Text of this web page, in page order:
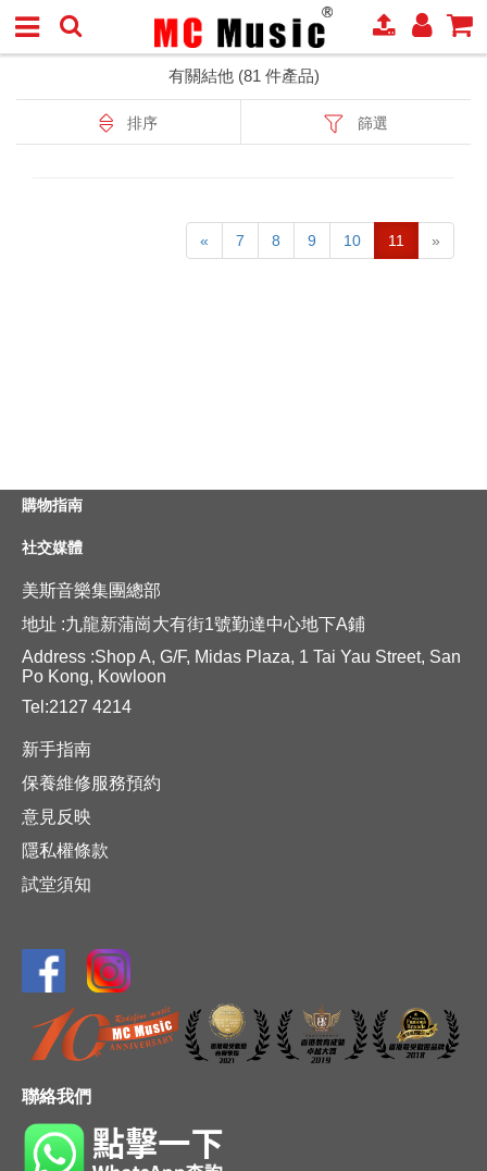
有關結他 (81 件產品)
排序 篩選
« 7 8 9 10 11 »
購物指南
社交媒體
美斯音樂集團總部
地址 :九龍新蒲崗大有街1號勤達中心地下A鋪
Address :Shop A, G/F, Midas Plaza, 1 Tai Yau Street, San
Po Kong, Kowloon
Tel:2127 4214
新手指南
保養維修服務預約
意見反映
隱私權條款
試堂須知
聯絡我們